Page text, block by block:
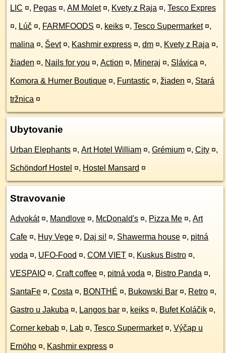
LIC ¤, Pegas ¤, AM Molet ¤, Kvety z Raja ¤, Tesco Expres
¤, Lúč ¤, FARMFOODS ¤, keiks ¤, Tesco Supermarket ¤,
malina ¤, Ševt ¤, Kashmir express ¤, dm ¤, Kvety z Raja ¤,
žiaden ¤, Nails for you ¤, Action ¤, Mineraj ¤, Slávica ¤,
Komora & Humer Boutique ¤, Funtastic ¤, žiaden ¤, Stará
tržnica ¤
Ubytovanie
Urban Elephants ¤, Art Hotel William ¤, Grémium ¤, City ¤,
Schöndorf Hostel ¤, Hostel Mansard ¤
Stravovanie
Advokát ¤, Mandlove ¤, McDonald's ¤, Pizza Me ¤, Art
Cafe ¤, Huy Vege ¤, Daj si! ¤, Shawerma house ¤, pitná
voda ¤, UFO-Food ¤, COM VIET ¤, Kuskus Bistro ¤,
VESPAIO ¤, Craft coffee ¤, pitná voda ¤, Bistro Panda ¤,
SantaFe ¤, Costa ¤, BONTHÉ ¤, Bukowski Bar ¤, Retro ¤,
Gastro u Jakuba ¤, Langos bar ¤, keiks ¤, Bufet Koláčik ¤,
Corner kebab ¤, Lab ¤, Tesco Supermarket ¤, Výčap u
Ernöho ¤, Kashmir express ¤